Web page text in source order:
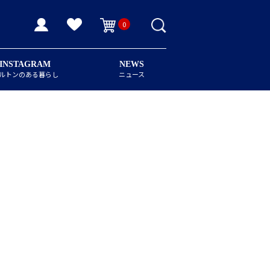
0
INSTAGRAM
トンのある暮らし
NEWS
ニュース